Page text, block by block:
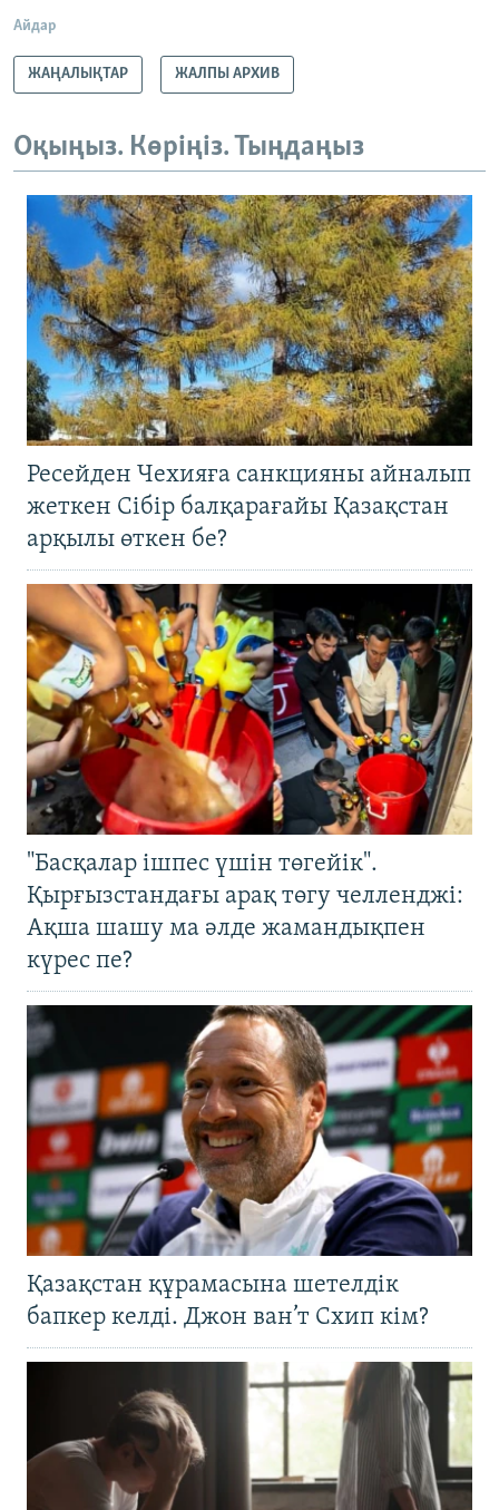
Айдар
ЖАҢАЛЫҚТАР ЖАЛПЫ АРХИВ
Оқыңыз. Көріңіз. Тыңдаңыз
Ресейден Чехияға санкцияны айналып
жеткен Сібір балқарағайы Қазақстан
арқылы өткен бе?
"Басқалар ішпес үшін төгейік".
Қырғызстандағы арақ төгу челленджі:
Ақша шашу ма әлде жамандықпен
күрес пе?
Қазақстан құрамасына шетелдік
бапкер келді. Джон ван’т Схип кім?